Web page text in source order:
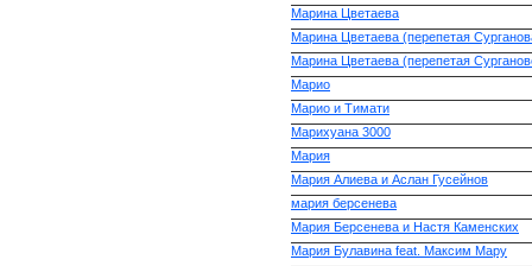
Марина Цветаева
Марина Цветаева (перепетая
Марина Цветаева (перепетая
Марио
Марио и Тимати
Марихуана 3000
Мария
Мария Алиева и Аслан Гусейнов
мария берсенева
Мария Берсенева и Настя Каменских
Мария Булавина feat. Максим Мару